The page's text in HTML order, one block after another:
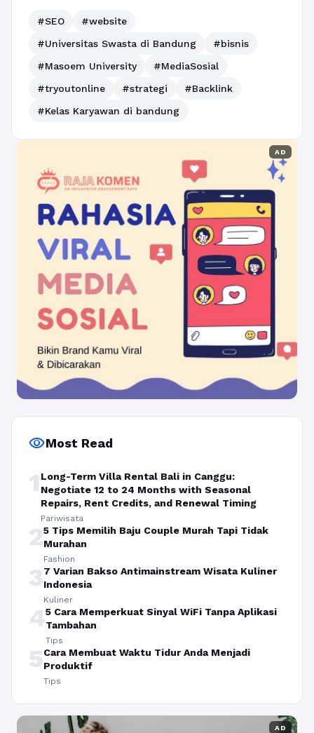
#SEO
#website
#Universitas Swasta di Bandung
#bisnis
#Masoem University
#MediaSosial
#tryoutonline
#strategi
#Backlink
#Kelas Karyawan di bandung
AD
visibilityMost Read
1 Long-Term Villa Rental Bali in Canggu:
Negotiate 12 to 24 Months with Seasonal
Repairs, Rent Credits, and Renewal Timing
Pariwisata
25 Tips Memilih Baju Couple Murah Tapi Tidak
Murahan
Fashion
37 Varian Bakso Antimainstream Wisata Kuliner
Indonesia
Kuliner
45 Cara Memperkuat Sinyal WiFi Tanpa Aplikasi
Tambahan
Tips
5Cara Membuat Waktu Tidur Anda Menjadi
Produktif
Tips
AD